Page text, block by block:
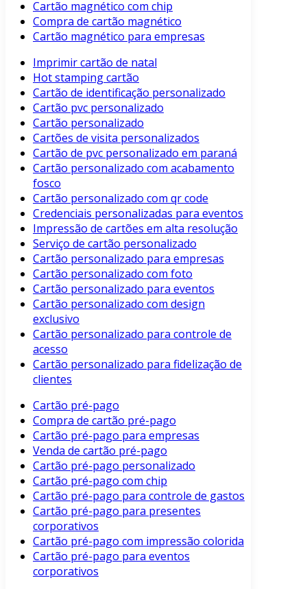
Cartão magnético com chip
Compra de cartão magnético
Cartão magnético para empresas
Imprimir cartão de natal
Hot stamping cartão
Cartão de identificação personalizado
Cartão pvc personalizado
Cartão personalizado
Cartões de visita personalizados
Cartão de pvc personalizado em paraná
Cartão personalizado com acabamento
fosco
Cartão personalizado com qr code
Credenciais personalizadas para eventos
Impressão de cartões em alta resolução
Serviço de cartão personalizado
Cartão personalizado para empresas
Cartão personalizado com foto
Cartão personalizado para eventos
Cartão personalizado com design
exclusivo
Cartão personalizado para controle de
acesso
Cartão personalizado para fidelização de
clientes
Cartão pré-pago
Compra de cartão pré-pago
Cartão pré-pago para empresas
Venda de cartão pré-pago
Cartão pré-pago personalizado
Cartão pré-pago com chip
Cartão pré-pago para controle de gastos
Cartão pré-pago para presentes
corporativos
Cartão pré-pago com impressão colorida
Cartão pré-pago para eventos
corporativos